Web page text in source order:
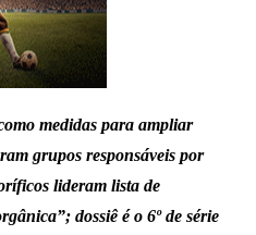
medidas para ampliar
grupos responsáveis por
lideram lista de
dossiê é o 6º de série